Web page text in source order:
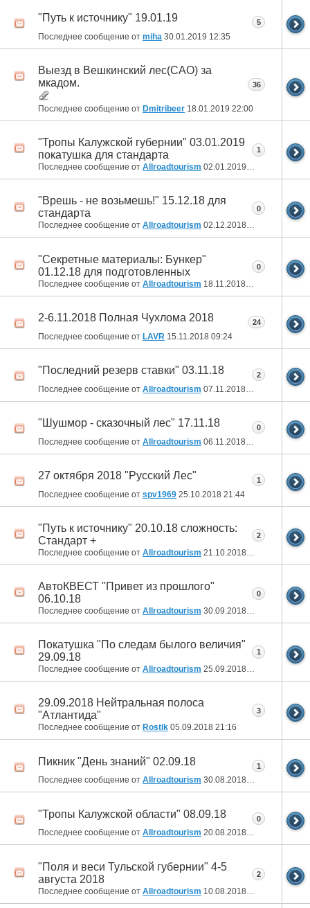
"Путь к источнику" 19.01.19
Последнее сообщение от miha 30.01.2019 12:35
5
Выезд в Вешкинский лес(САО) за
мкадом.
Последнее сообщение от Dmitribeer 18.01.2019 22:00
36
"Тропы Калужской губернии" 03.01.2019
покатушка для стандарта
Последнее сообщение от Allroadtourism 02.01.2019 10:51
1
"Врешь - не возьмешь!" 15.12.18 для
стандарта
Последнее сообщение от Allroadtourism 02.12.2018 17:43
0
"Секретные материалы: Бункер"
01.12.18 для подготовленных
Последнее сообщение от Allroadtourism 18.11.2018
0
2-6.11.2018 Полная Чухлома 2018
Последнее сообщение от LAVR 15.11.2018 09:24
24
"Последний резерв ставки" 03.11.18
Последнее сообщение от Allroadtourism 07.11.2018
2
"Шушмор - сказочный лес" 17.11.18
Последнее сообщение от Allroadtourism 06.11.2018
0
27 октября 2018 "Русский Лес"
Последнее сообщение от spv1969 25.10.2018 21:44
1
"Путь к источнику" 20.10.18 сложность:
Стандарт +
Последнее сообщение от Allroadtourism 21.10.2018 20:03
2
АвтоКВЕСТ "Привет из прошлого"
06.10.18
Последнее сообщение от Allroadtourism 30.09.2018 22:01
0
Покатушка "По следам былого величия"
29.09.18
Последнее сообщение от Allroadtourism 25.09.2018 18:08
1
29.09.2018 Нейтральная полоса
"Атлантида"
Последнее сообщение от Rostik 05.09.2018 21:16
3
Пикник "День знаний" 02.09.18
Последнее сообщение от Allroadtourism 30.08.2018 19:10
1
"Тропы Калужской области" 08.09.18
Последнее сообщение от Allroadtourism 20.08.2018 10:33
0
"Поля и веси Тульской губернии" 4-5
августа 2018
Последнее сообщение от Allroadtourism 10.08.2018
2